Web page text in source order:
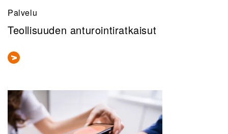
Palvelu
Teollisuuden anturointiratkaisut